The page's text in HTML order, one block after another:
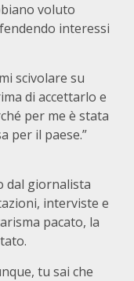
voluto
interessi
scivolare su
di accettarlo e
per me è stata
per il paese.”
dal giornalista
interviste e
pacato, la
tu sai che